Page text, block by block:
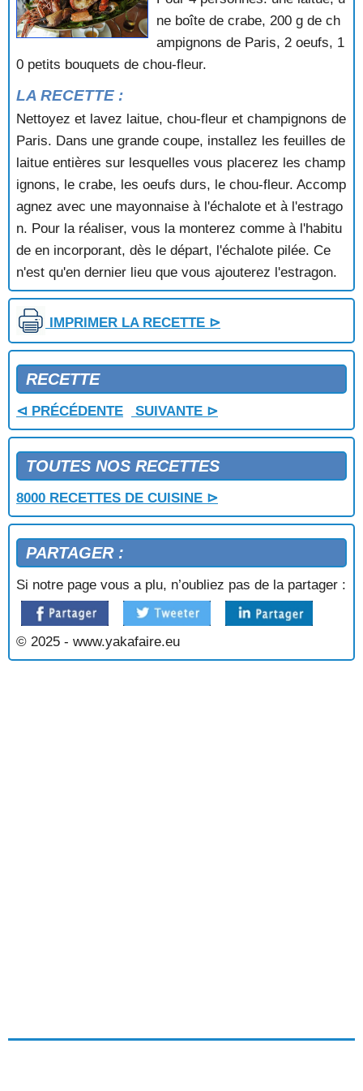
SALADE DE MOULES AU MAIS
SALADE DE MOULES AUX CREVETTES
SALADE DE MOULES AUX POMMES DE TERRE
SALADE DE RIZ AUX CREVETTES
SPAGHETTIS AUX CREVETTES
SPAGHETTIS AUX FRUITS DE MER
SPAGHETTIS AUX MOULES
SPAGHETTIS AUX PALOURDES
SPAGHETTIS DE LA MER EN PAPILLOTES
TAGLIATELLE AUX GAMBAS
TAGLIATELLES AUX FRUITS DE MER
TARTE AUX CREVETTES
TARTE AUX MOULES
TOMATES FARCIES AU CRABE
TOMATES FARCIES AU CRABE ET AUX CREVETTES
TOMATES FARCIES AUX CREVETTES
TOURTEAUX FARCIS SAUCE FINES HERBES
TOURTEAUX SAUCE GRIBICHE
TURBAN DE POISSON AUX COQUILLES SAINT
JACQUES
ne boîte de crabe, 200 g de ch
ampignons de Paris, 2 oeufs, 1
0 petits bouquets de chou-fleur.
LA RECETTE :
Nettoyez et lavez laitue, chou-fleur et champignons de
Paris. Dans une grande coupe, installez les feuilles de
laitue entières sur lesquelles vous placerez les champ
ignons, le crabe, les oeufs durs, le chou-fleur. Accomp
agnez avec une mayonnaise à l'échalote et à l'estrago
n. Pour la réaliser, vous la monterez comme à l'habitu
de en incorporant, dès le départ, l'échalote pilée. Ce
n'est qu'en dernier lieu que vous ajouterez l'estragon.
IMPRIMER LA RECETTE ⊳
RECETTE
⊲ PRÉCÉDENTE SUIVANTE ⊳
TOUTES NOS RECETTES
8000 RECETTES DE CUISINE ⊳
PARTAGER :
Si notre page vous a plu, n’oubliez pas de la partager :
© 2025 - www.yakafaire.eu